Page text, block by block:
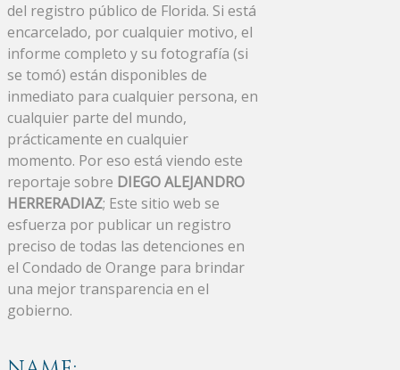
del registro público de Florida. Si está
encarcelado, por cualquier motivo, el
informe completo y su fotografía (si
se tomó) están disponibles de
inmediato para cualquier persona, en
cualquier parte del mundo,
prácticamente en cualquier
momento. Por eso está viendo este
reportaje sobre DIEGO ALEJANDRO
HERRERADIAZ; Este sitio web se
esfuerza por publicar un registro
preciso de todas las detenciones en
el Condado de Orange para brindar
una mejor transparencia en el
gobierno.